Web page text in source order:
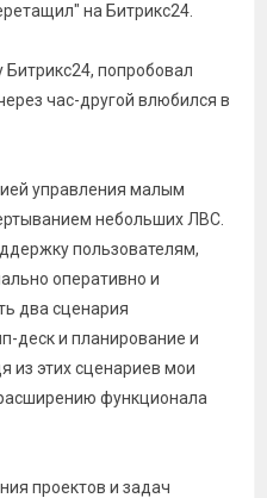
на Битрикс24.
Битрикс24, попробовал
час-другой влюбился в
управления малым
небольших ЛВС.
пользователям,
оперативно и
два сценария
деск и планирование и
из этих сценариев мои
функционала
проектов и задач